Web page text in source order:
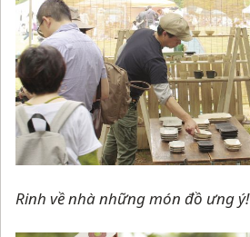
Rinh về nhà những món đồ ưng ý!